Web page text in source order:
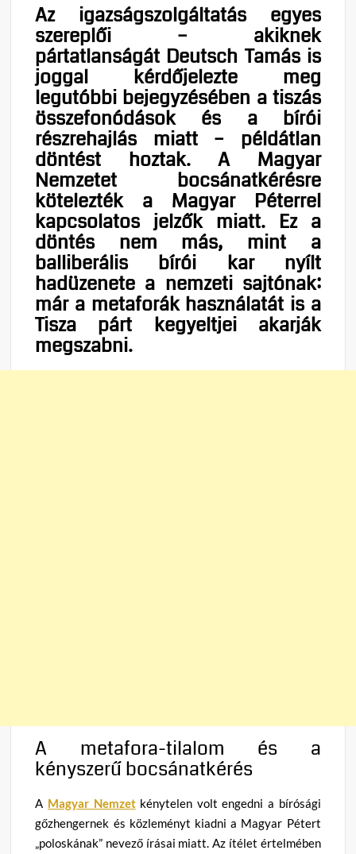
Az igazságszolgáltatás egyes
szereplői – akiknek
pártatlanságát Deutsch Tamás is
joggal kérdőjelezte meg
legutóbbi bejegyzésében a tiszás
összefonódások és a bírói
részrehajlás miatt – példátlan
döntést hoztak. A Magyar
Nemzetet bocsánatkérésre
kötelezték a Magyar Péterrel
kapcsolatos jelzők miatt. Ez a
döntés nem más, mint a
balliberális bírói kar nyílt
hadüzenete a nemzeti sajtónak:
már a metaforák használatát is a
Tisza párt kegyeltjei akarják
megszabni.
A metafora-tilalom és a
kényszerű bocsánatkérés
A Magyar Nemzetkénytelen volt engedni a bírósági
gőzhengernek és közleményt kiadni a Magyar Pétert
„poloskának” nevező írásai miatt. Az ítélet értelmében